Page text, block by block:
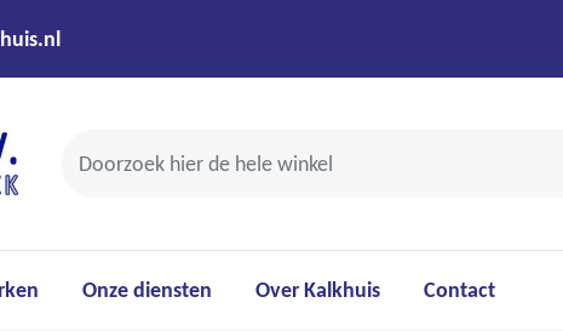
Onze diensten Over Kalkhuis Contact